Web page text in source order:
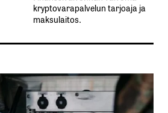
kryptovarapalvelun tarjoaja ja
maksulaitos.